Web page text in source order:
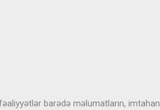
barədə məlumatların, imtahan